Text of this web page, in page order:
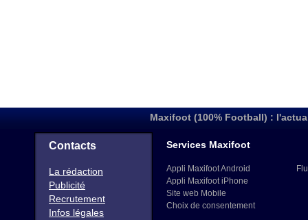
Maxifoot (100% Football) :
Contacts
La rédaction
Publicité
Recrutement
Infos légales
Services Maxifoot
Appli Maxifoot Android
Appli Maxifoot iPhone
Site web Mobile
Choix de consentement